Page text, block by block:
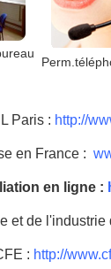
Paris : http://
en France :
en ligne :
et de l'industrie
: http://